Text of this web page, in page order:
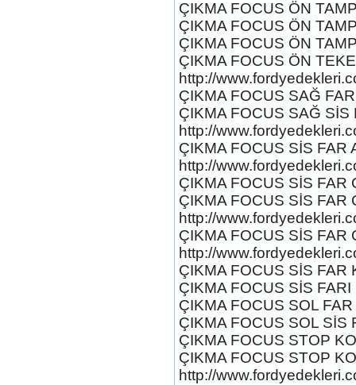
ÇIKMA FOCUS ÖN
ÇIKMA FOCUS ÖN
ÇIKMA FOCUS ÖN
ÇIKMA FOCUS ÖN
http://
ÇIKMA FOCUS SAĞ
ÇIKMA FOCUS SAĞ
http://
ÇIKMA FOCUS SİS FAR
http://
ÇIKMA FOCUS SİS FAR
ÇIKMA FOCUS SİS FAR
http://
ÇIKMA FOCUS SİS FAR
http://
ÇIKMA FOCUS SİS FAR
ÇIKMA FOCUS SİS
ÇIKMA FOCUS SOL
ÇIKMA FOCUS SOL SİS
ÇIKMA FOCUS STOP
ÇIKMA FOCUS STOP
http://